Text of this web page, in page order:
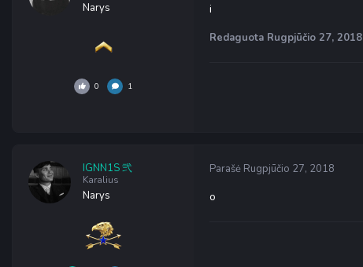
Narys
0 1
i
Redaguota Rugpjūčio 27, 2018
IGNN1S 弐
Karalius
Narys
Parašė Rugpjūčio 27, 2018
o